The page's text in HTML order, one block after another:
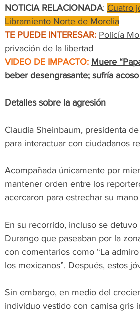
NOTICIA RELACIONADA: Cuatro
Libramiento Norte de Morelia
TE PUEDE INTERESAR: Policía
privación de la libertad
VIDEO DE IMPACTO: Muere
beber desengrasante; sufría
Detalles sobre la agresión
Claudia Sheinbaum, presidenta
para interactuar con ciudadanos
Acompañada únicamente por
mantener orden entre los
acercaron para estrechar su
En su recorrido, incluso se
Durango que paseaban por la
con comentarios como “La
los mexicanos”. Después, estos
Sin embargo, en medio del
individuo vestido con camisa gris